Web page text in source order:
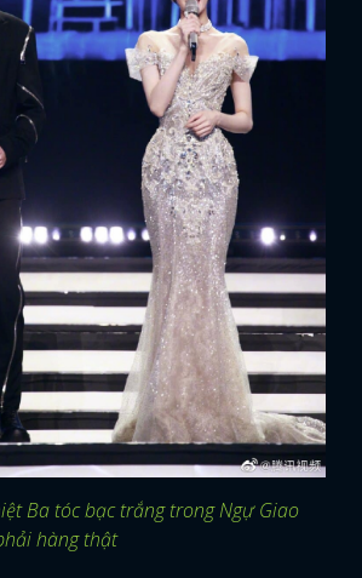
Ba tóc bạc trắng trong Ngự Giao
hàng thật